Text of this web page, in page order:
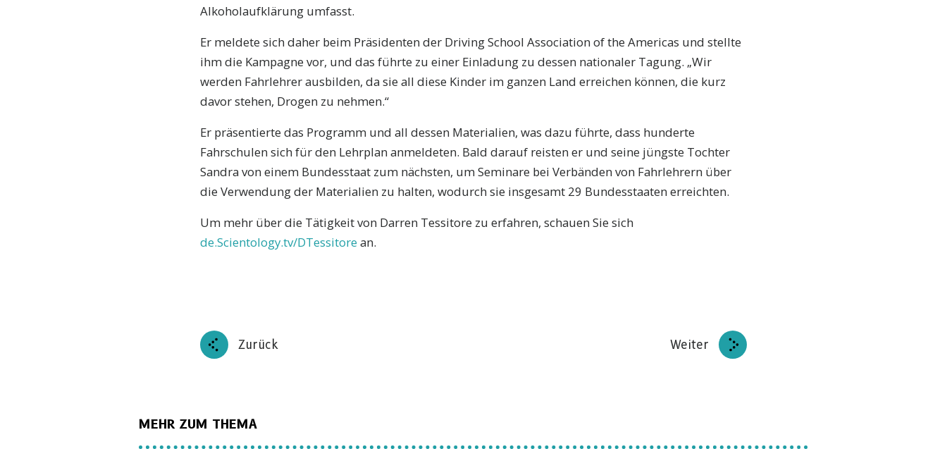
Alkoholaufklärung umfasst.
Er meldete sich daher beim Präsidenten der Driving School Association of the Americas und stellte
ihm die Kampagne vor, und das führte zu einer Einladung zu dessen nationaler Tagung. „Wir
werden Fahrlehrer ausbilden, da sie all diese Kinder im ganzen Land erreichen können, die kurz
davor stehen, Drogen zu nehmen.“
Er präsentierte das Programm und all dessen Materialien, was dazu führte, dass hunderte
Fahrschulen sich für den Lehrplan anmeldeten. Bald darauf reisten er und seine jüngste Tochter
Sandra von einem Bundesstaat zum nächsten, um Seminare bei Verbänden von Fahrlehrern über
die Verwendung der Materialien zu halten, wodurch sie insgesamt 29 Bundesstaaten erreichten.
Um mehr über die Tätigkeit von Darren Tessitore zu erfahren, schauen Sie sich
de.Scientology.tv/DTessitorean.
Zurück Weiter
MEHR ZUM THEMA